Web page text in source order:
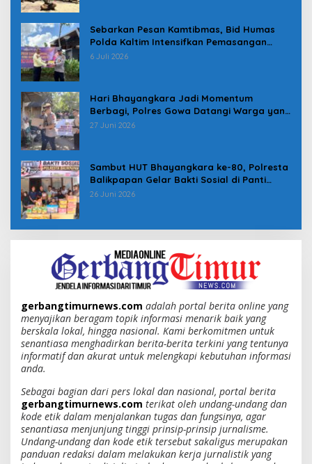
Sebarkan Pesan Kamtibmas, Bid Humas
Polda Kaltim Intensifkan Pemasangan
Spanduk serta Pembagian Stiker
6 Juli 2026
Hari Bhayangkara Jadi Momentum
Berbagi, Polres Gowa Datangi Warga yang
Membutuhkan
27 Juni 2026
Sambut HUT Bhayangkara ke-80, Polresta
Balikpapan Gelar Bakti Sosial di Panti
Asuhan Jabal Rahmah
26 Juni 2026
gerbangtimurnews.com adalah portal berita online yang
menyajikan beragam topik informasi menarik baik yang
berskala lokal, hingga nasional. Kami berkomitmen untuk
senantiasa menghadirkan berita-berita terkini yang tentunya
informatif dan akurat untuk melengkapi kebutuhan informasi
anda.
Sebagai bagian dari pers lokal dan nasional, portal berita
gerbangtimurnews.com terikat oleh undang-undang dan
kode etik dalam menjalankan tugas dan fungsinya, agar
senantiasa menjunjung tinggi prinsip-prinsip jurnalisme.
Undang-undang dan kode etik tersebut sakaligus merupakan
panduan redaksi dalam melakukan kerja jurnalistik yang